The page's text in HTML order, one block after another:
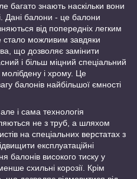
багато знають наскільки вони
Дані балони - це балони
від попередніх легким
стало можливим завдяки
що дозволяє замінити
і більш міцний спеціальний
і хрому. Це
балонів найбільшої ємності
і сама технологія
не з труб, а шляхом
на спеціальних верстатах з
експлуатаційні
балонів високого тиску у
схильні корозії. Крім